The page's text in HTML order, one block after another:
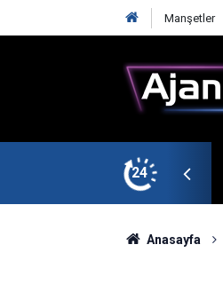
Manşetler
24
Maçıyla Başlıyor
Anasayfa